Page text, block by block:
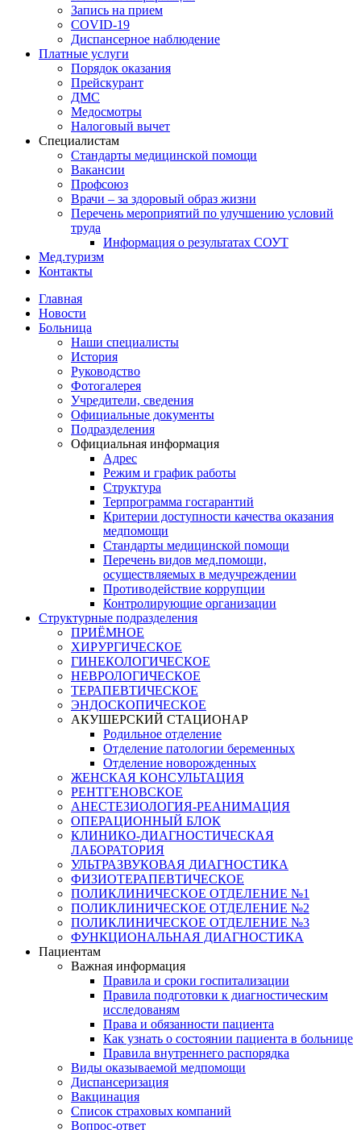
Запись на прием
COVID-19
Диспансерное наблюдение
Платные услуги
Порядок оказания
Прейскурант
ДМС
Медосмотры
Налоговый вычет
Специалистам
Стандарты медицинской помощи
Вакансии
Профсоюз
Врачи – за здоровый образ жизни
Перечень мероприятий по улучшению условий
труда
Информация о результатах СОУТ
Мед.туризм
Контакты
Главная
Новости
Больница
Наши специалисты
История
Руководство
Фотогалерея
Учредители, сведения
Официальные документы
Подразделения
Официальная информация
Адрес
Режим и график работы
Структура
Терпрограмма госгарантий
Критерии доступности качества оказания
медпомощи
​Стандарты медицинской помощи
Перечень видов мед.помощи,
осуществляемых в медучреждении
Противодействие коррупции
Контролирующие организации
Структурные подразделения
ПРИЁМНОЕ
ХИРУРГИЧЕСКОЕ
ГИНЕКОЛОГИЧЕСКОЕ
НЕВРОЛОГИЧЕСКОЕ
ТЕРАПЕВТИЧЕСКОЕ
ЭНДОСКОПИЧЕСКОЕ
АКУШЕРСКИЙ СТАЦИОНАР
Родильное отделение
Отделение патологии беременных
Отделение новорожденных
ЖЕНСКАЯ КОНСУЛЬТАЦИЯ
РЕНТГЕНОВСКОЕ
АНЕСТЕЗИОЛОГИЯ-РЕАНИМАЦИЯ
ОПЕРАЦИОННЫЙ БЛОК
КЛИНИКО-ДИАГНОСТИЧЕСКАЯ
ЛАБОРАТОРИЯ
УЛЬТРАЗВУКОВАЯ ДИАГНОСТИКА
ФИЗИОТЕРАПЕВТИЧЕСКОЕ
ПОЛИКЛИНИЧЕСКОЕ ОТДЕЛЕНИЕ №1
ПОЛИКЛИНИЧЕСКОЕ ОТДЕЛЕНИЕ №2
ПОЛИКЛИНИЧЕСКОЕ ОТДЕЛЕНИЕ №3
ФУНКЦИОНАЛЬНАЯ ДИАГНОСТИКА
Пациентам
Важная информация
Правила и сроки госпитализации
Правила подготовки к диагностическим
исследованям
Права и обязанности пациента
Как узнать о состоянии пациента в больнице
Правила внутреннего распорядка
Виды оказываемой медпомощи
Диспансеризация
Вакцинация
Список страховых компаний
Вопрос-ответ